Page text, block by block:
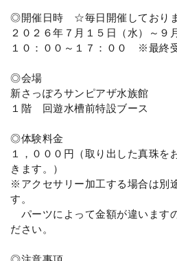
◎開催日時 ☆毎日開催しておりま
２０２６年７月１５日（水）～９
１０：００～１７：００ ※最終
◎会場
新さっぽろサンピアザ水族館
１階 回遊水槽前特設ブース
◎体験料金
１，０００円（取り出した真珠を
きます。）
※アクセサリー加工する場合は別
す。
パーツによって金額が違います
ださい。